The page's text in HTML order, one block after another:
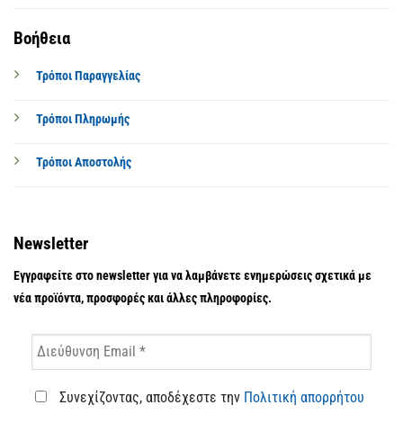
Βοήθεια
Τρόποι Παραγγελίας
Τρόποι Πληρωμής
Τρόποι Αποστολής
Newsletter
Εγγραφείτε στο newsletter για να λαμβάνετε ενημερώσεις σχετικά με
νέα προϊόντα, προσφορές και άλλες πληροφορίες.
Συνεχίζοντας, αποδέχεστε την Πολιτική απορρήτου